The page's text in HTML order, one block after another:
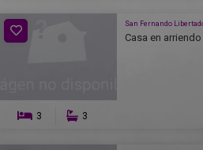
San Fernando
Casa en
3 3